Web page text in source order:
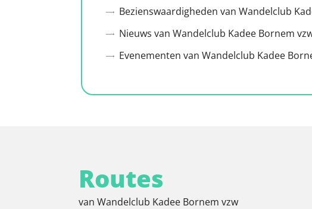
Bezienswaardigheden van Wandelclub
Nieuws van Wandelclub Kadee Bornem
Evenementen van Wandelclub Kadee
Routes
van Wandelclub Kadee Bornem vzw